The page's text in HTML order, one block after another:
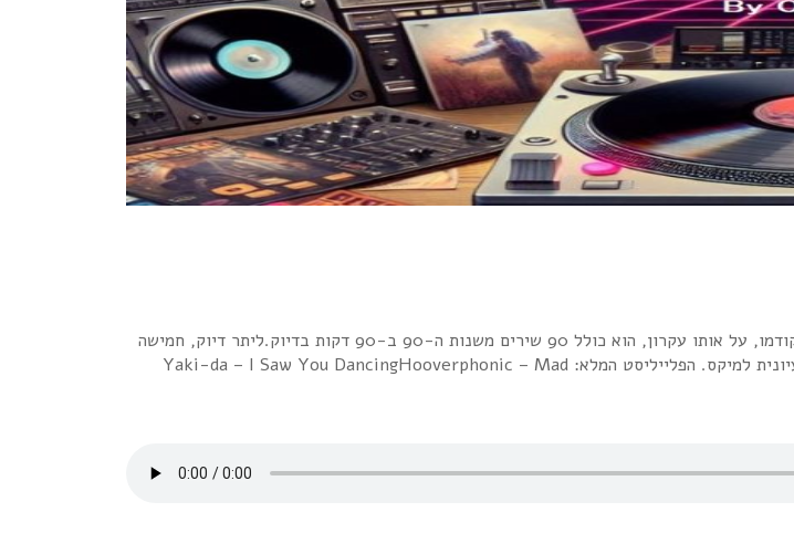
כמובטח, וכמתבקש, קבלו את האח הצעיר למיקס ה-80x80x80.שמו בישראל 90x90x90 , וכמו קודמו, על אותו עקרון, הוא כולל 90 שירים משנות ה-90 ב-90 דקות בדיוק.ליתר דיוק, חמישה
מהם משנות השמונים, ועוד כמה בודדים משנות ה-2000 המוקדמות, אבל הם התאימו לי מבחינה רעיונית למיקס. הפלייליסט המלא: Yaki-da – I Saw You DancingHooverphonic – Mad